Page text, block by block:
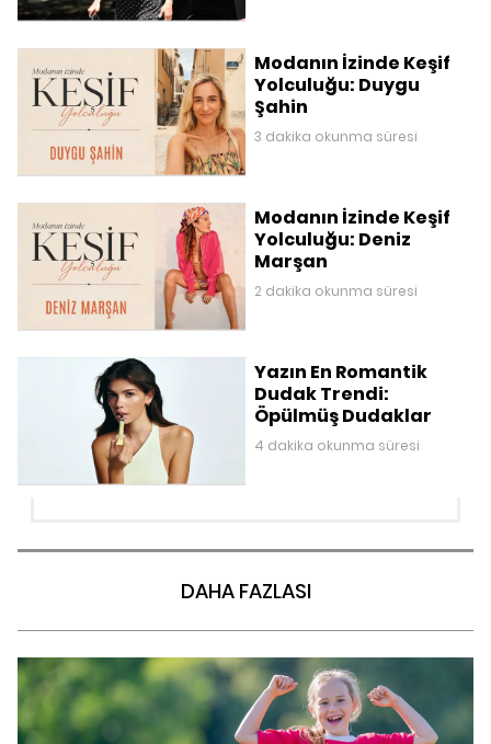
Modanın İzinde Keşif
Yolculuğu: Duygu
Şahin
3 dakika okunma süresi
Modanın İzinde Keşif
Yolculuğu: Deniz
Marşan
2 dakika okunma süresi
Yazın En Romantik
Dudak Trendi:
Öpülmüş Dudaklar
4 dakika okunma süresi
DAHA FAZLASI